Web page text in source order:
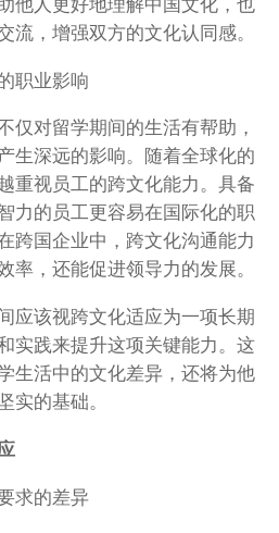
流，增强双方的文化认同感。
职业影响
仅对留学期间的生活有帮助，
生深远的影响。随着全球化的
重视员工的跨文化能力。具备
力的员工更容易在国际化的职
跨国企业中，跨文化沟通能力
率，还能促进领导力的发展。
应该视跨文化适应为一项长期
实践来提升这项关键能力。这
生活中的文化差异，还将为他
实的基础。
求的差异